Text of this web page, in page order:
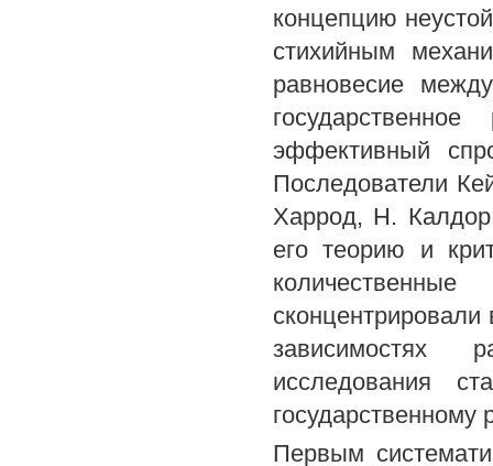
концепцию
стихийным
равновесие
эффективный
Последователи
Харрод, Н.
его теорию и
зависимостях
исследования
государственному
Первым